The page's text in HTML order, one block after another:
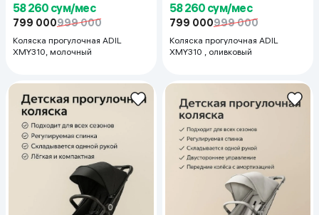
58 260 сум/мес
799 000999 000
Коляска прогулочная ADIL
XMY310, молочный
58 260 сум/мес
799 000999 000
Коляска прогулочная ADIL
XMY310 , оливковый